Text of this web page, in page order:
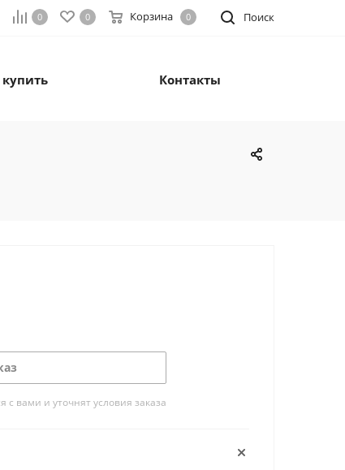
Поиск
0 0 Корзина 0
купить Контакты
вами и уточнят условия заказа